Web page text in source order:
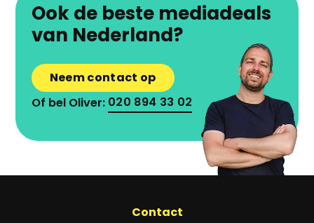
Ook de beste mediadeals
van Nederland?
Neem contact op
Of bel Oliver: 020 894 33 02
Contact